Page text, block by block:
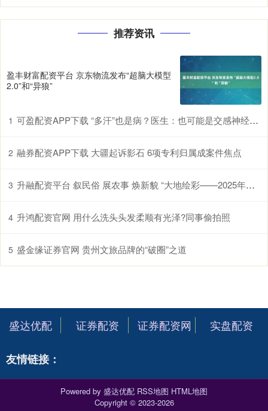
推荐资讯
盈丰财富配资平台 京东物流发布“超脑大模型
2.0”和“异狼”
1 可盈配资APP下载 “多汗”也是病？医生：也可能是交感神经过度兴奋所致
2 融券配资APP下载 大疆起诉影石 6项专利归属成案件焦点
3 升融配资平台 叙民俗 展农事 焕新貌 “大地绘彩——2025年农民画大展”在国博开幕
4 升鸿配资官网 用什么洗头头发柔顺有光泽?同事偷拍照
5 盛金缘证券官网 贵州文旅品牌的“破圈”之道
盛达优配 证券配资 证券配资网 实盘配资
友情链接：
Powered by 盛达优配 RSS地图 HTML地图
Copyright © 2023-2026